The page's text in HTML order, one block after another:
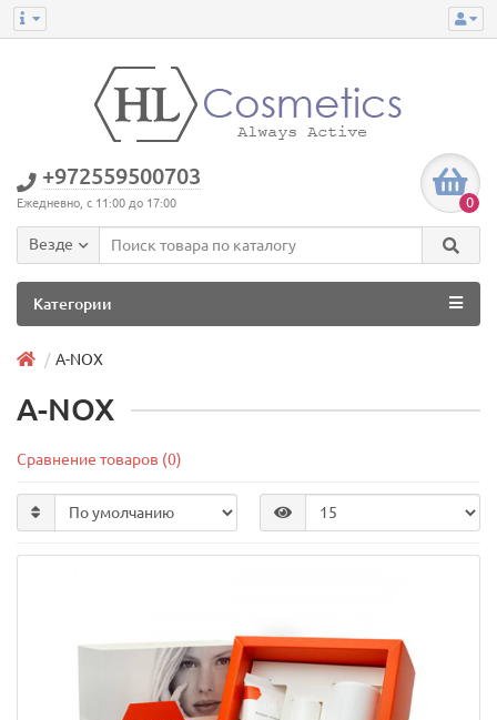
+972559500703
Ежедневно, с 11:00 до 17:00 0
Везде
Категории
A-NOX
A-NOX
Сравнение товаров (0)